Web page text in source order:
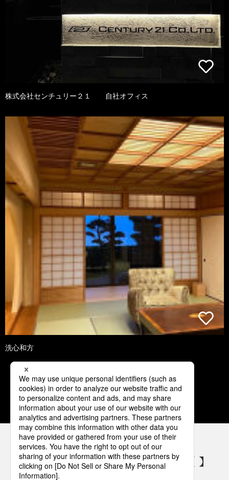
株式会社センチュリー２１ 自社オフィス
洗心和方
1 2 3 4 5
パナソニックの電気設備 SNSアカウント